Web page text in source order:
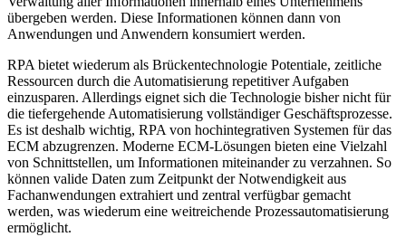
übergeben werden. Diese Informationen können dann von
Anwendungen und Anwendern konsumiert werden.
RPA bietet wiederum als Brückentechnologie Potentiale, zeitliche
Ressourcen durch die Automatisierung repetitiver Aufgaben
einzusparen. Allerdings eignet sich die Technologie bisher nicht für
die tiefergehende Automatisierung vollständiger Geschäftsprozesse.
Es ist deshalb wichtig, RPA von hochintegrativen Systemen für das
ECM abzugrenzen. Moderne ECM-Lösungen bieten eine Vielzahl
von Schnittstellen, um Informationen miteinander zu verzahnen. So
können valide Daten zum Zeitpunkt der Notwendigkeit aus
Fachanwendungen extrahiert und zentral verfügbar gemacht
werden, was wiederum eine weitreichende Prozessautomatisierung
ermöglicht.